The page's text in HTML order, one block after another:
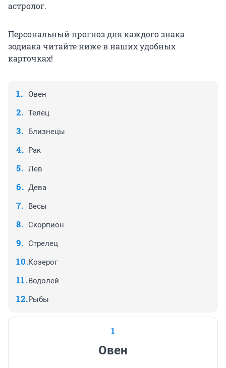
астролог.
Персональный прогноз для каждого знака
зодиака читайте ниже в наших удобных
карточках!
Овен
Телец
Близнецы
Рак
Лев
Дева
Весы
Скорпион
Стрелец
Козерог
Водолей
Рыбы
1
Овен